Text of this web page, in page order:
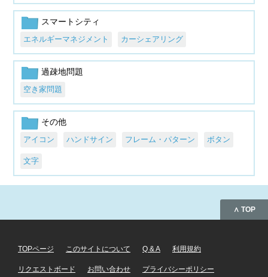
スマートシティ
エネルギーマネジメント カーシェアリング
過疎地問題
空き家問題
その他
アイコン ハンドサイン フレーム・パターン ボタン
文字
∧ TOP
TOPページ このサイトについて Q & A 利用規約
リクエストボード お問い合わせ プライバシーポリシー